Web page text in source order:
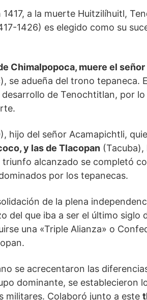
a la muerte Huitzilíhuitl,
1426) es elegido como su
Chimalpopoca, muere el
se adueña del trono tepaneca.
de Tenochtitlan, por
hijo del señor Acamapichtli,
y las de Tlacopan
alcanzado se completó
por los tepanecas.
de la plena
del que iba a ser el último siglo
una «Triple Alianza» o
se acrecentaron las
dominante, se establecieron
militares. Colaboró junto a este